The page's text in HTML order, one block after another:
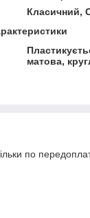
Класичний,
матова,
по